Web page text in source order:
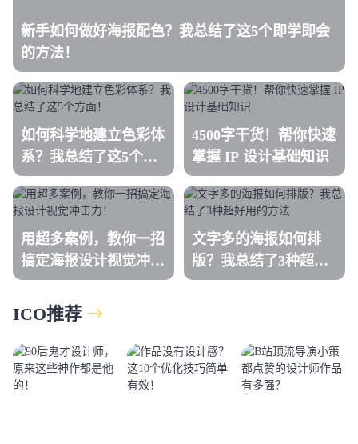
新手如何做好海报配色？我总结了这5个即学即会
的方法！
如何科学地建立色彩体
系？我总结了这5个方
面！
4500字干货！帮你快速
掌握 IP 设计基础知识
用超多案例，教你一招
搞定海报设计视觉冲击
力！
文字多的海报如何排
版？我总结了3种超好
用的方法
ICO推荐